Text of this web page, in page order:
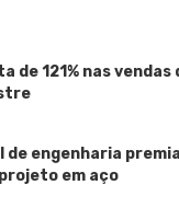
de 121% nas
de engenharia
em aço